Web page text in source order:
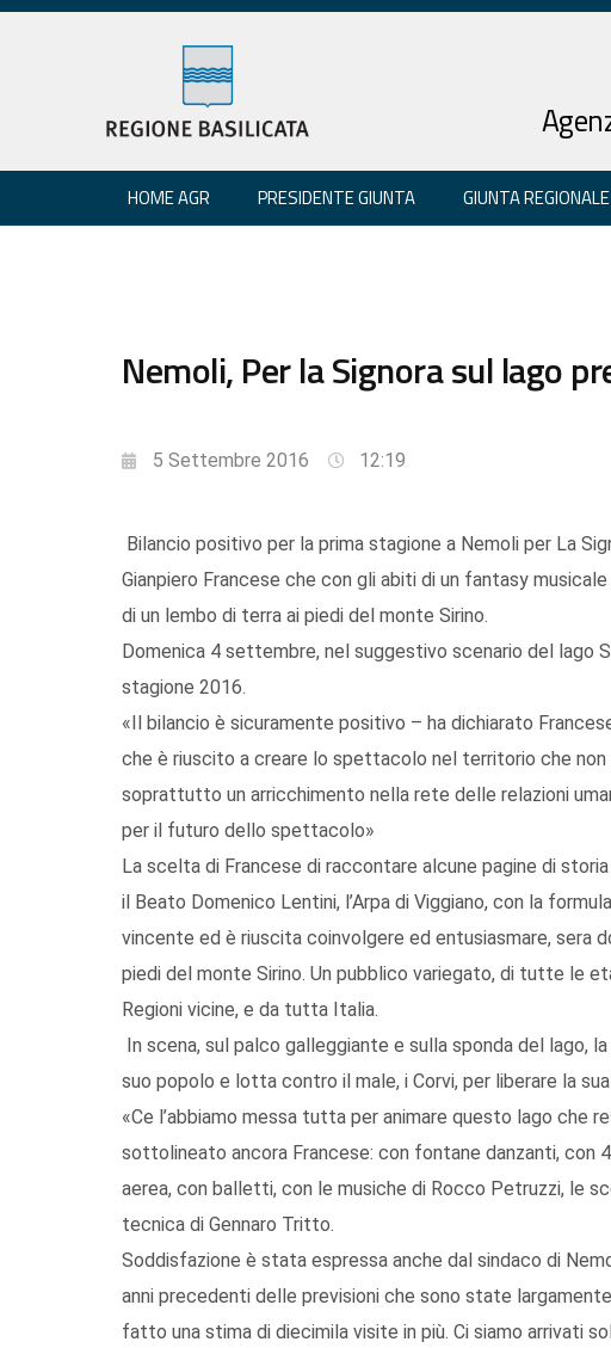
HOME AGR PRESIDENTE GIUNTA GIUNTA REGIONALE
Nemoli, Per la Signora sul lago
5 Settembre 2016 12:19
Bilancio positivo per la prima stagione a Nemoli per La
Gianpiero Francese che con gli abiti di un fantasy
di un lembo di terra ai piedi del monte Sirino.
Domenica 4 settembre, nel suggestivo scenario del lago
stagione 2016.
«Il bilancio è sicuramente positivo – ha dichiarato
che è riuscito a creare lo spettacolo nel territorio che non
soprattutto un arricchimento nella rete delle relazioni
per il futuro dello spettacolo»
La scelta di Francese di raccontare alcune pagine di
il Beato Domenico Lentini, l’Arpa di Viggiano, con la
vincente ed è riuscita coinvolgere ed entusiasmare, sera
piedi del monte Sirino. Un pubblico variegato, di tutte le
Regioni vicine, e da tutta Italia.
In scena, sul palco galleggiante e sulla sponda del lago,
suo popolo e lotta contro il male, i Corvi, per liberare la
«Ce l’abbiamo messa tutta per animare questo lago che
sottolineato ancora Francese: con fontane danzanti, con
aerea, con balletti, con le musiche di Rocco Petruzzi, le
tecnica di Gennaro Tritto.
Soddisfazione è stata espressa anche dal sindaco di
anni precedenti delle previsioni che sono state
fatto una stima di diecimila visite in più. Ci siamo arrivati